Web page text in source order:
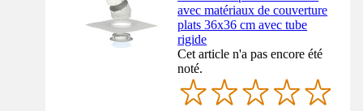
avec matériaux de couverture
plats 36x36 cm avec tube
rigide
Cet article n'a pas encore été
noté.